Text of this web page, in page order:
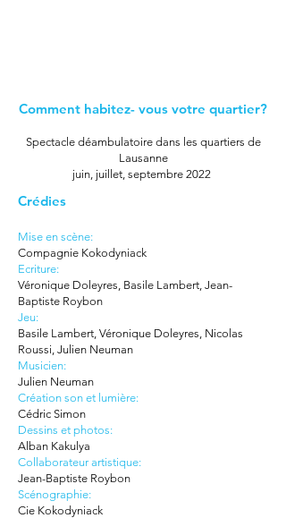
Comment habitez- vous votre quartier?
Spectacle déambulatoire dans les quartiers de
Lausanne
juin, juillet, septembre 2022
Crédies
Mise en scène:
Compagnie Kokodyniack
Ecriture:
Véronique Doleyres, Basile Lambert, Jean-
Baptiste Roybon
Jeu:
Basile Lambert, Véronique Doleyres, Nicolas
Roussi, Julien Neuman
Musicien:
Julien Neuman
Création son et lumière:
Cédric Simon
Dessins et photos:
Alban Kakulya
Collaborateur artistique:
Jean-Baptiste Roybon
Scénographie:
Cie Kokodyniack